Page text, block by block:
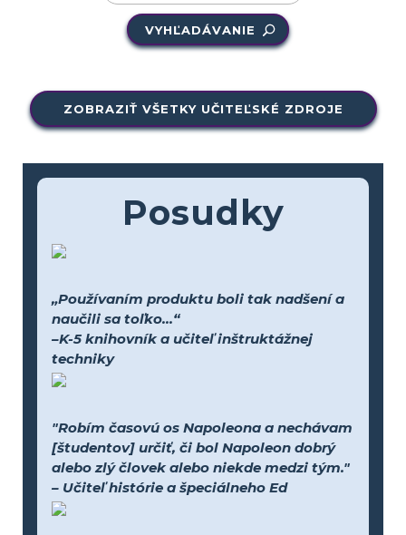
VYHĽADÁVANIE
ZOBRAZIŤ VŠETKY UČITEĽSKÉ ZDROJE
Posudky
„Používaním produktu boli tak nadšení a
naučili sa toľko...“
–K-5 knihovník a učiteľ inštruktážnej
techniky
"Robím časovú os Napoleona a nechávam
[študentov] určiť, či bol Napoleon dobrý
alebo zlý človek alebo niekde medzi tým."
– Učiteľ histórie a špeciálneho Ed